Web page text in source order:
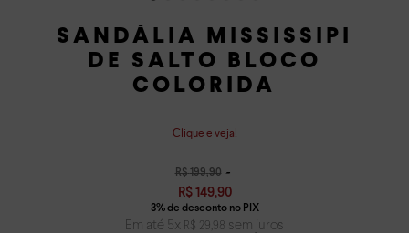
SANDÁLIA MISSISSIPI
DE SALTO BLOCO
COLORIDA
Clique e veja!
R$199,90
R$ 149,90
Em até 5x R$ 29,98 sem juros